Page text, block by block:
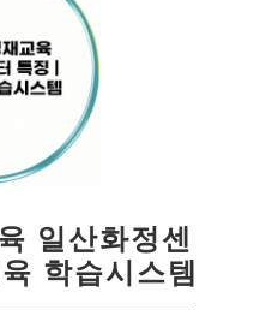
일산화정센
학습시스템